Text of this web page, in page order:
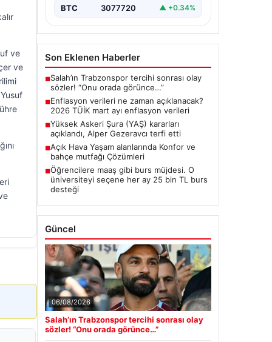
ve
ve
BTC 3077720 ▲ +0.34%
Son Eklenen Haberler
■Salah’ın Trabzonspor tercihi sonrası olay
sözler! “Onu orada görünce…”
■Enflasyon verileri ne zaman açıklanacak?
2026 TÜİK mart ayı enflasyon verileri
■Yüksek Askeri Şura (YAŞ) kararları
açıklandı, Alper Gezeravcı terfi etti
■Açık Hava Yaşam alanlarında Konfor ve
bahçe mutfağı Çözümleri
■Öğrencilere maaş gibi burs müjdesi. O
üniversiteyi seçene her ay 25 bin TL burs
desteği
Güncel
06/08/2026
Salah’ın Trabzonspor tercihi sonrası olay
sözler! “Onu orada görünce…”